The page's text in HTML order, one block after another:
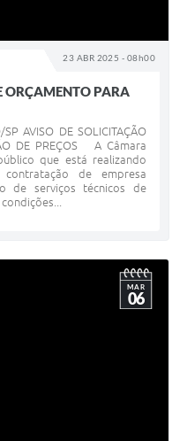
23 ABR 2025 - 08h00
ORÇAMENTO PARA
AVISO DE SOLICITAÇÃO
DE PREÇOS A Câmara
que está realizando
de empresa
de serviços técnicos de
MAR
06